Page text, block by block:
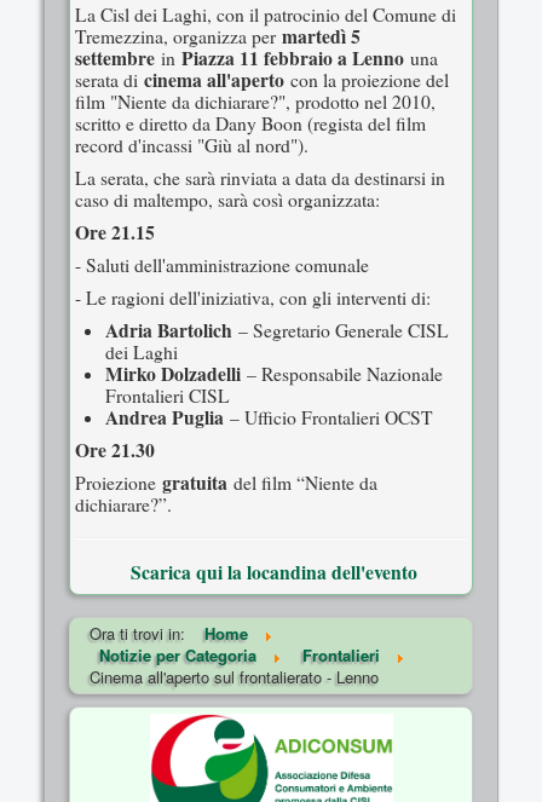
La Cisl dei Laghi, con il patrocinio del Comune di
Tremezzina, organizza per martedì 5
settembre in Piazza 11 febbraio a Lenno una
serata di cinema all'aperto con la proiezione del
film "Niente da dichiarare?", prodotto nel 2010,
scritto e diretto da Dany Boon (regista del film
record d'incassi "Giù al nord").
La serata, che sarà rinviata a data da destinarsi in
caso di maltempo, sarà così organizzata:
Ore 21.15
- Saluti dell'amministrazione comunale
- Le ragioni dell'iniziativa, con gli interventi di:
Adria Bartolich – Segretario Generale CISL
dei Laghi
Mirko Dolzadelli – Responsabile Nazionale
Frontalieri CISL
Andrea Puglia – Ufficio Frontalieri OCST
Ore 21.30
Proiezione gratuita del film “Niente da
dichiarare?”.
Scarica qui la locandina dell'evento
Ora ti trovi in:
Home
Notizie per Categoria
Frontalieri
Cinema all'aperto sul frontalierato - Lenno